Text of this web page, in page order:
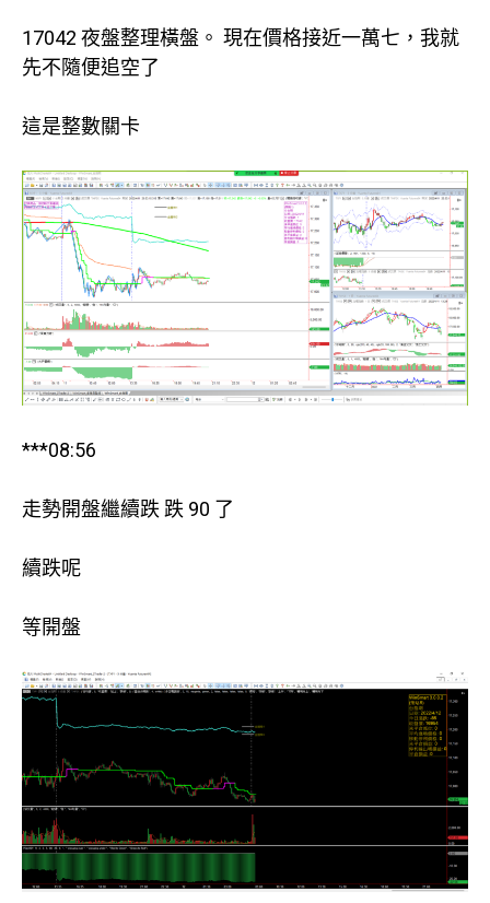
17042 夜盤整理橫盤。 現在價格接近一萬七，我就
先不隨便追空了
這是整數關卡
***08:56
走勢開盤繼續跌 跌 90 了
續跌呢
等開盤